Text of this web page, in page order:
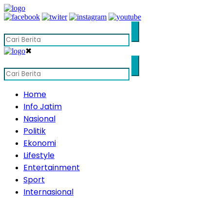
✖
Home
Info Jatim
Nasional
Politik
Ekonomi
Lifestyle
Entertainment
Sport
Internasional